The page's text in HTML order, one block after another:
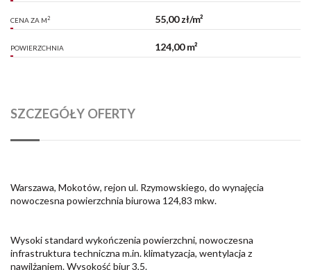
CENA ZA M2 55,00 zł/m²
POWIERZCHNIA 124,00 m²
SZCZEGÓŁY OFERTY
Warszawa, Mokotów, rejon ul. Rzymowskiego, do wynajęcia
nowoczesna powierzchnia biurowa 124,83 mkw.
Wysoki standard wykończenia powierzchni, nowoczesna
infrastruktura techniczna m.in. klimatyzacja, wentylacja z
nawilżaniem. Wysokość biur 3,5.